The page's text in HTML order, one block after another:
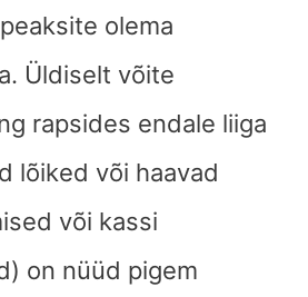
olema
Üldiselt võite
rapsides endale liiga
lõiked või haavad
või kassi
on nüüd pigem